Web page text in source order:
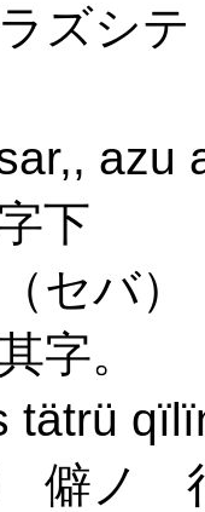
シ
語
下
セバ
。
ノ